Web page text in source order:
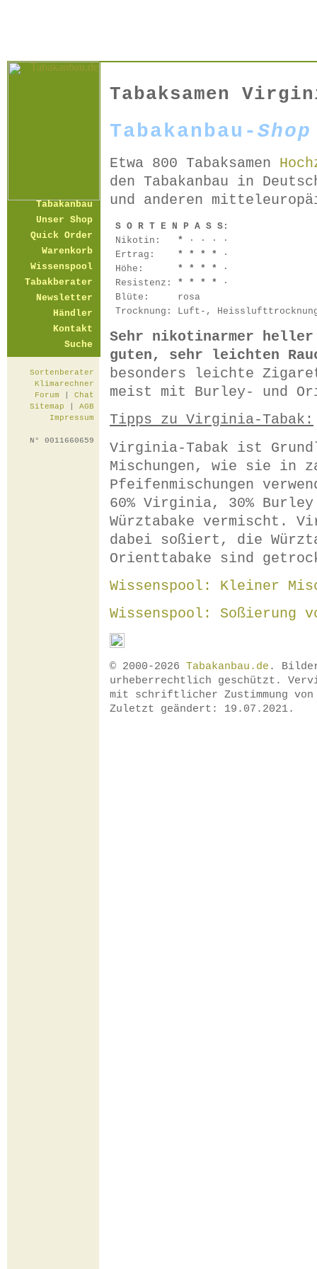
Tabakanbau
Unser Shop
Quick Order
Warenkorb
Wissenspool
Tabakberater
Newsletter
Händler
Kontakt
Suche
Sortenberater
Klimarechner
Forum
Chat
Sitemap
AGB
Impressum
N° 0011660659
Tabaksamen
Tabakanbau-Shop
Etwa 800 Tabaksamen
den Tabakanbau in
und anderen
S O R T E N P A S S:
Nikotin:
*
· · · ·
Ertrag:
* * * *
·
Höhe:
* * * *
·
Resistenz: * * * *
·
Blüte:
rosa
Trocknung: Luft-,
Sehr nikotinarmer
guten, sehr leichten
besonders leichte
meist mit Burley- und
Tipps zu Virginia-Tabak:
Virginia-Tabak ist
Mischungen, wie sie in
Pfeifenmischungen
60% Virginia, 30%
Würztabake vermischt.
dabei soßiert, die
Orienttabake sind
Wissenspool: Kleiner
Wissenspool: Soßierung
© 2000-2026 Tabakanbau.de .
urheberrechtlich geschützt.
mit schriftlicher Zustimmung
Zuletzt geändert: 19.07.2021.